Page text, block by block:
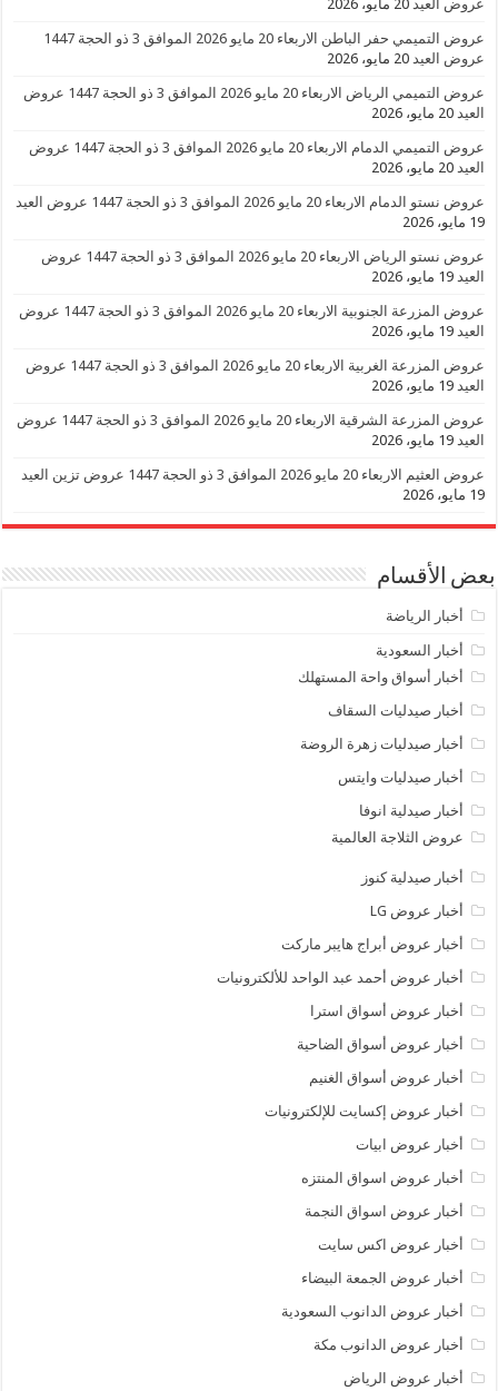
عروض العيد 20 مايو، 2026
عروض التميمي حفر الباطن الاربعاء 20 مايو 2026 الموافق 3 ذو الحجة 1447
عروض العيد 20 مايو، 2026
عروض التميمي الرياض الاربعاء 20 مايو 2026 الموافق 3 ذو الحجة 1447 عروض
العيد 20 مايو، 2026
عروض التميمي الدمام الاربعاء 20 مايو 2026 الموافق 3 ذو الحجة 1447 عروض
العيد 20 مايو، 2026
عروض نستو الدمام الاربعاء 20 مايو 2026 الموافق 3 ذو الحجة 1447 عروض العيد
19 مايو، 2026
عروض نستو الرياض الاربعاء 20 مايو 2026 الموافق 3 ذو الحجة 1447 عروض
العيد 19 مايو، 2026
عروض المزرعة الجنوبية الاربعاء 20 مايو 2026 الموافق 3 ذو الحجة 1447 عروض
العيد 19 مايو، 2026
عروض المزرعة الغربية الاربعاء 20 مايو 2026 الموافق 3 ذو الحجة 1447 عروض
العيد 19 مايو، 2026
عروض المزرعة الشرقية الاربعاء 20 مايو 2026 الموافق 3 ذو الحجة 1447 عروض
العيد 19 مايو، 2026
عروض العثيم الاربعاء 20 مايو 2026 الموافق 3 ذو الحجة 1447 عروض تزين العيد
19 مايو، 2026
بعض الأقسام
أخبار الرياضة
أخبار السعودية
أخبار أسواق واحة المستهلك
أخبار صيدليات السقاف
أخبار صيدليات زهرة الروضة
أخبار صيدليات وايتس
أخبار صيدلية انوفا
عروض الثلاجة العالمية
أخبار صيدلية كنوز
أخبار عروض LG
أخبار عروض أبراج هايبر ماركت
أخبار عروض أحمد عبد الواحد للألكترونيات
أخبار عروض أسواق استرا
أخبار عروض أسواق الضاحية
أخبار عروض أسواق الغنيم
أخبار عروض إكسايت للإلكترونيات
أخبار عروض ابيات
أخبار عروض اسواق المنتزه
أخبار عروض اسواق النجمة
أخبار عروض اكس سايت
أخبار عروض الجمعة البيضاء
أخبار عروض الدانوب السعودية
أخبار عروض الدانوب مكة
أخبار عروض الرياض